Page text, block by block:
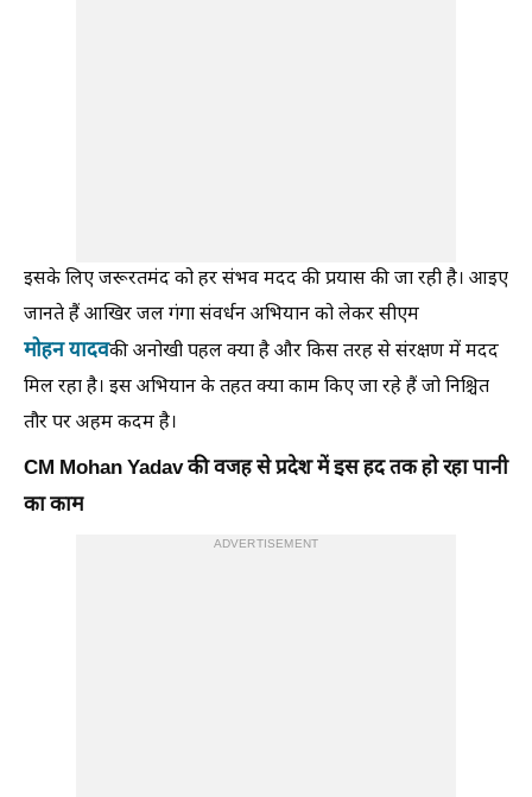
इसके लिए जरूरतमंद को हर संभव मदद की प्रयास की जा रही है। आइए
जानते हैं आखिर जल गंगा संवर्धन अभियान को लेकर सीएम
मोहन यादवकी अनोखी पहल क्या है और किस तरह से संरक्षण में मदद
मिल रहा है। इस अभियान के तहत क्या काम किए जा रहे हैं जो निश्चित
तौर पर अहम कदम है।
CM Mohan Yadav की वजह से प्रदेश में इस हद तक हो रहा पानी
का काम
ADVERTISEMENT